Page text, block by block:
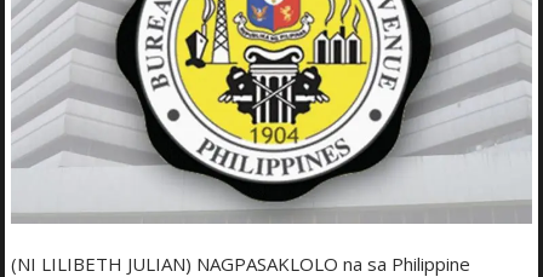
(NI LILIBETH JULIAN) NAGPASAKLOLO na sa Philippine